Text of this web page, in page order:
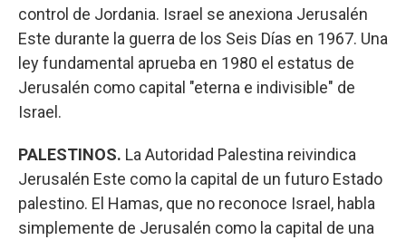
control de Jordania. Israel se anexiona Jerusalén
Este durante la guerra de los Seis Días en 1967. Una
ley fundamental aprueba en 1980 el estatus de
Jerusalén como capital "eterna e indivisible" de
Israel.
PALESTINOS. La Autoridad Palestina reivindica
Jerusalén Este como la capital de un futuro Estado
palestino. El Hamas, que no reconoce Israel, habla
simplemente de Jerusalén como la capital de una